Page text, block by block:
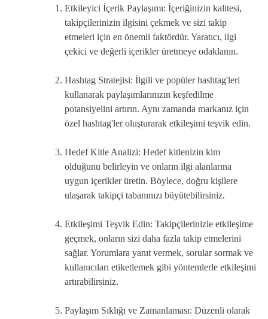
Etkileyici İçerik Paylaşımı: İçeriğinizin kalitesi,
takipçilerinizin ilgisini çekmek ve sizi takip
etmeleri için en önemli faktördür. Yaratıcı, ilgi
çekici ve değerli içerikler üretmeye odaklanın.
Hashtag Stratejisi: İlgili ve popüler hashtag'leri
kullanarak paylaşımlarınızın keşfedilme
potansiyelini artırın. Aynı zamanda markanız için
özel hashtag'ler oluşturarak etkileşimi teşvik edin.
Hedef Kitle Analizi: Hedef kitlenizin kim
olduğunu belirleyin ve onların ilgi alanlarına
uygun içerikler üretin. Böylece, doğru kişilere
ulaşarak takipçi tabanınızı büyütebilirsiniz.
Etkileşimi Teşvik Edin: Takipçilerinizle etkileşime
geçmek, onların sizi daha fazla takip etmelerini
sağlar. Yorumlara yanıt vermek, sorular sormak ve
kullanıcıları etiketlemek gibi yöntemlerle etkileşimi
artırabilirsiniz.
Paylaşım Sıklığı ve Zamanlaması: Düzenli olarak